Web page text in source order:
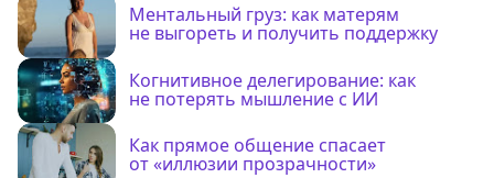
Ментальный груз: как матерям
не выгореть и получить поддержку
Когнитивное делегирование: как
не потерять мышление с ИИ
Как прямое общение спасает
от «иллюзии прозрачности»